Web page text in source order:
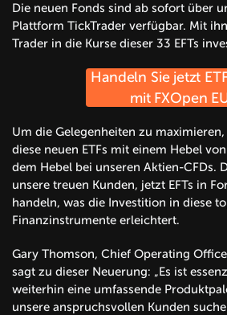
Die neuen Fonds sind ab sofort über
Plattform TickTrader verfügbar. Mit
Trader in die Kurse dieser 33 EFTs
Handeln Sie jetzt
mit FXOpen
Um die Gelegenheiten zu maximieren,
diese neuen ETFs mit einem Hebel
dem Hebel bei unseren Aktien-CFDs.
unsere treuen Kunden, jetzt EFTs in
handeln, was die Investition in diese
Finanzinstrumente erleichtert.
Gary Thomson, Chief Operating
sagt zu dieser Neuerung: „Es ist
weiterhin eine umfassende
unsere anspruchsvollen Kunden